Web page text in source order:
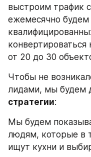
выстроим трафик
ежемесячно будем
от 20 до 30
Чтобы не
лидами, мы будем
стратегии:
Мы будем
людям, которые в
ищут кухни и